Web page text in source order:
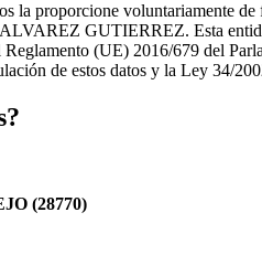
la proporcione voluntariamente
GUTIERREZ. Esta
(UE) 2016/679 del
de estos datos y la Ley 34/
(28770)